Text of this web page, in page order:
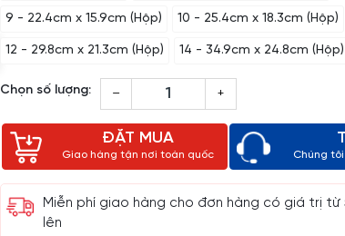
9 - 22.4cm x 15.9cm (Hộp) 10 - 25.4cm x 18.3cm (Hộp)
12 - 29.8cm x 21.3cm (Hộp) 14 - 34.9cm x 24.8cm (Hộp)
Chọn số lượng: – +
ĐẶT MUA
Giao hàng tận nơi toàn quốc Chúng
Miễn phí giao hàng cho đơn hàng có giá trị
lên